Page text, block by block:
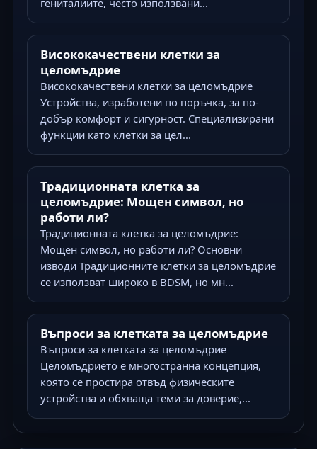
гениталиите, често използвани...
Висококачествени клетки за
целомъдрие
Висококачествени клетки за целомъдрие
Устройства, изработени по поръчка, за по-
добър комфорт и сигурност. Специализирани
функции като клетки за цел...
Традиционната клетка за
целомъдрие: Мощен символ, но
работи ли?
Традиционната клетка за целомъдрие:
Мощен символ, но работи ли? Основни
изводи Традиционните клетки за целомъдрие
се използват широко в BDSM, но мн...
Въпроси за клетката за целомъдрие
Въпроси за клетката за целомъдрие
Целомъдрието е многостранна концепция,
която се простира отвъд физическите
устройства и обхваща теми за доверие,...